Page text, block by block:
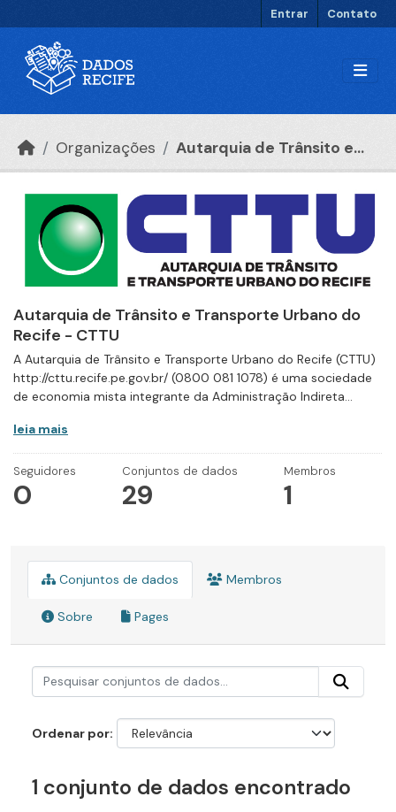
Entrar Contato
Organizações Autarquia de Trânsito e...
Autarquia de Trânsito e Transporte Urbano do
Recife - CTTU
A Autarquia de Trânsito e Transporte Urbano do Recife (CTTU)
http://cttu.recife.pe.gov.br/ (0800 081 1078) é uma sociedade
de economia mista integrante da Administração Indireta...
leia mais
Seguidores
0
Conjuntos de dados
29
Membros
1
Conjuntos de dados Membros
Sobre Pages
Ordenar por
1 conjunto de dados encontrado